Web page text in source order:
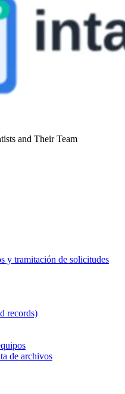
and Their Team
y tramitación de solicitudes
records)
de archivos